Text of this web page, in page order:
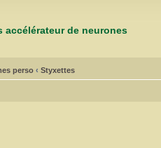
accélérateur de neurones
perso ‹ Styxettes